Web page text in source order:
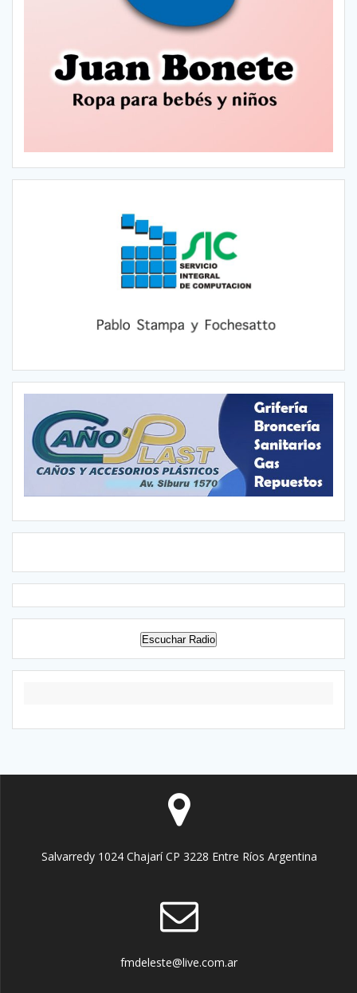
Escuchar Radio
Salvarredy 1024 Chajarí CP 3228 Entre Ríos Argentina
fmdeleste@live.com.ar